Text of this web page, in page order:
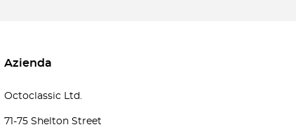
Azienda
Octoclassic Ltd.
71-75 Shelton Street